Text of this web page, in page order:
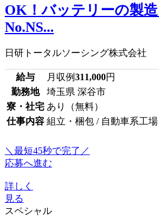
OK！バッテリーの製
No.NS...
日研トータルソーシング株式会社
給与 月収例311,000円
勤務地
埼玉県 深谷市
寮・社宅 あり（無料）
仕事内容 組立・梱包 / 自動車系工場
＼最短45秒で完了／
応募へ進む
詳しく
見る
スペシャル